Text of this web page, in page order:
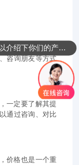
一定要选择有实
咨询朋友等方式
一定要了解其提
通过咨询、对比
价格也是一个重
可以介绍下你们的产品么？